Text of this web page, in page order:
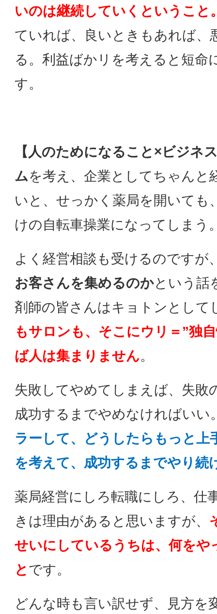
いのは継続していくということ
ていれば、良いときもあれば、
る。利益ばかリを考えると短命
す。
【人のためになること×ビジネ
ムを考え、企業としてちゃんと
いと、せっかく薬局を開いても
けの自転車操業になってしまう
よく経営相談も受けるのですが
お客さんを集めるのかという話
剤師の皆さんはキョトンとして
もサロンも、そこにウリ＝”独
ば人は集まりません。
失敗してやめてしまえば、失敗
成功するまでやめなければいい
ラーして、どうしたらもっと上
を考えて、成功するまでやり続
薬局経営にしろ転職にしろ、仕
きは理由があると思いますが、
せいにしているうちは、何をや
とです。
どんな時も言い訳せず、見方を